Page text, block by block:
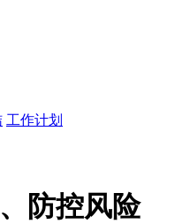
工作计划
防控风险